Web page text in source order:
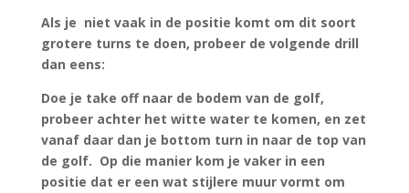
Als je niet vaak in de positie komt om dit soort
grotere turns te doen, probeer de volgende drill
dan eens:
Doe je take off naar de bodem van de golf,
probeer achter het witte water te komen, en zet
vanaf daar dan je bottom turn in naar de top van
de golf. Op die manier kom je vaker in een
positie dat er een wat stijlere muur vormt om